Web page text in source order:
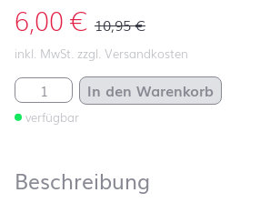
6,00€ 10,95€
inkl. MwSt. zzgl. Versandkosten
TC Meer sein Ø 100 mm Menge
verfügbar
In den Warenkorb
Beschreibung